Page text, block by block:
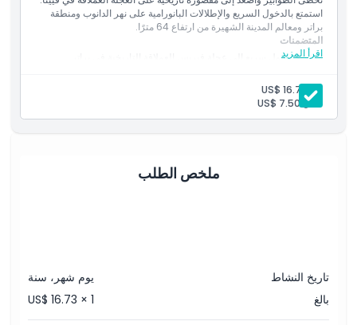
الموقع
استمتع بالدخول السريع والإطلالات البانورامية على نهر الدانوب ومنطقة
براتر ومعالم المدينة الشهيرة من ارتفاع 64 مترًا.
اقرأ المزيد
المتضمنات
استمتع بدخول سريع إلى عجلة فيريس العملاقة التاريخية في براتر.
متراً.
بالغ:
US$ 16.73
طفل: US$ 7.50
ملخص الطلب
تاريخ النشاط
يوم شهر، سنة
بالغ
US$ 16.73 × 1